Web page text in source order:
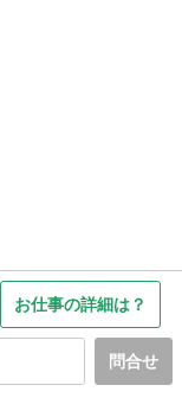
お仕事の詳細は？
問合せ